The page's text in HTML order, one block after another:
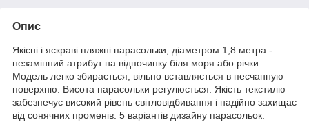
Опис
Якісні і яскраві пляжні парасольки, діаметром 1,8 метра -
незамінний атрибут на відпочинку біля моря або річки.
Модель легко збирається, вільно вставляється в песчанную
поверхню. Висота парасольки регулюється. Якість текстилю
забезпечує високий рівень світловідбивання і надійно захищає
від сонячних променів. 5 варіантів дизайну парасольок.